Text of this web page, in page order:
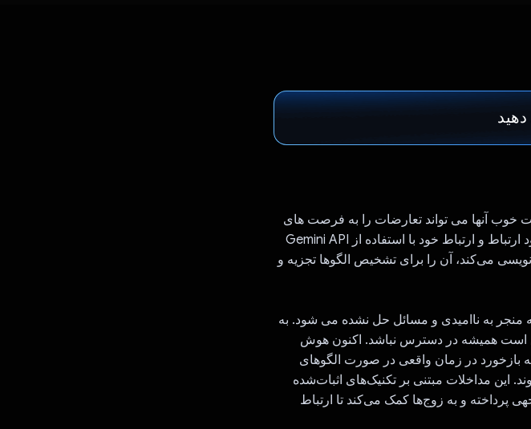
خوب آنها می تواند تعارضات را به فرصت های
رشد تبدیل کند. این برنامه برای کمک به زوج ها در بهبود ارتباط و ارتباط خود با استفاده از Gemini API
می‌کند، آن را برای تشخیص الگوها تجزیه و
به ناامیدی و مسائل حل نشده می شود. به
است همیشه در دسترس نباشد. اکنون هوش
بازخورد در زمان واقعی در صورت الگوهای
این مداخلات مبتنی بر تکنیک‌های اثبات‌شده
و به زوج‌ها کمک می‌کند تا ارتباط